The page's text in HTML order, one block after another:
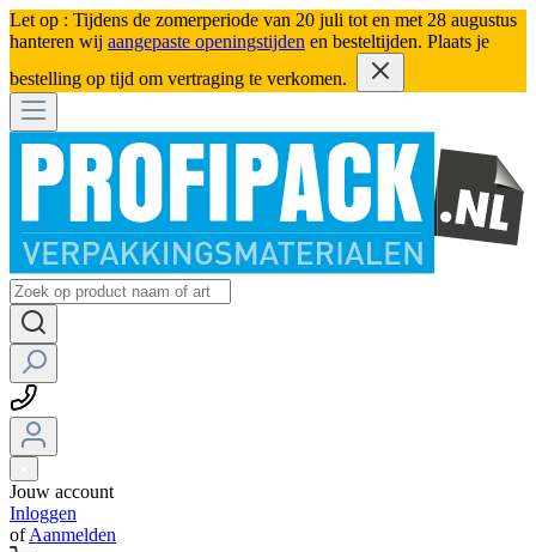
Let op : Tijdens de zomerperiode van 20 juli tot en met 28 augustus
hanteren wij aangepaste openingstijden en besteltijden. Plaats je
bestelling op tijd om vertraging te verkomen.
Jouw account
Inloggen
ofAanmelden